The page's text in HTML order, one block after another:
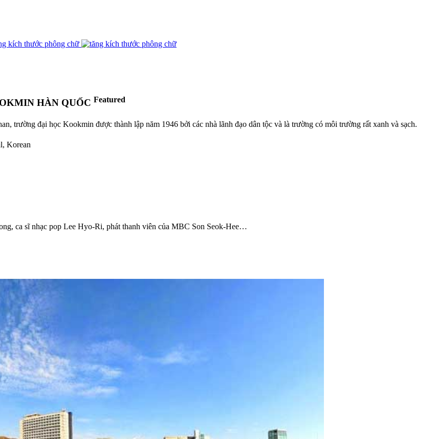
kích thước phông chữ
HÀN QUỐC Featured
trường đại học Kookmin được thành lập năm 1946 bởi các nhà lãnh đạo dân tộc và là trường có môi trường rất xanh và sạch.
Korean
ca sĩ nhạc pop Lee Hyo-Ri, phát thanh viên của MBC Son Seok-Hee…